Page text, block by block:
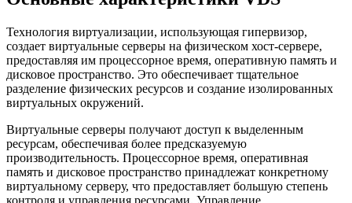
Технология виртуализации, использующая гипервизор,
создает виртуальные серверы на физическом хост-сервере,
предоставляя им процессорное время, оперативную память и
дисковое пространство. Это обеспечивает тщательное
разделение физических ресурсов и создание изолированных
виртуальных окружений.
Виртуальные серверы получают доступ к выделенным
ресурсам, обеспечивая более предсказуемую
производительность. Процессорное время, оперативная
память и дисковое пространство принадлежат конкретному
виртуальному серверу, что предоставляет большую степень
контроля и управления ресурсами. Управление